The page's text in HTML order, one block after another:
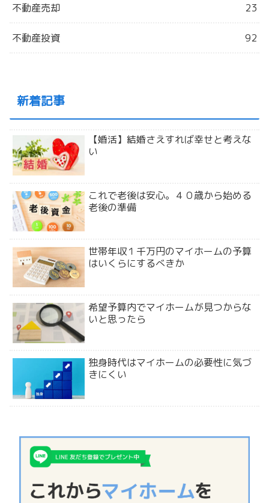
不動産売却 23
不動産投資 92
新着記事
【婚活】結婚さえすれば幸せと考えな
い
これで老後は安心。４０歳から始める
老後の準備
世帯年収１千万円のマイホームの予算
はいくらにするべきか
希望予算内でマイホームが見つからな
いと思ったら
独身時代はマイホームの必要性に気づ
きにくい